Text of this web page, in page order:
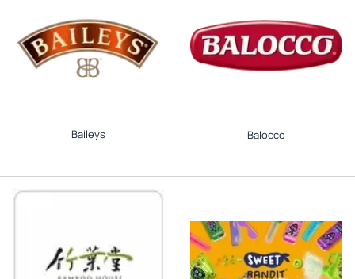
Baileys Balocco